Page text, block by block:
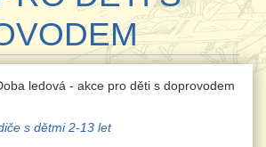
s dětmi 2-13 let